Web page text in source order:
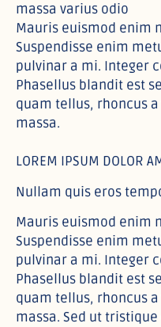
massa varius odio
Mauris euismod enim
Suspendisse enim
pulvinar a mi. Integer
Phasellus blandit est
quam tellus, rhoncus
massa.
LOREM IPSUM DOLOR
Nullam quis eros
Mauris euismod enim
Suspendisse enim
pulvinar a mi. Integer
Phasellus blandit est
quam tellus, rhoncus
massa. Sed ut